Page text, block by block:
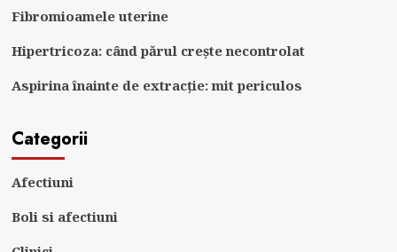
Fibromioamele uterine
Hipertricoza: când părul crește necontrolat
Aspirina înainte de extracție: mit periculos
Categorii
Afectiuni
Boli si afectiuni